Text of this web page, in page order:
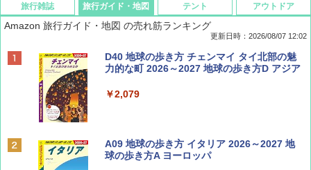
旅行雑誌
ディズニーファン ２０２６年 ９月号 [雑
誌] (ＤＩＳＮＥＹ ＦＡＮ)
￥713
BE-PAL(ビ-パル) 2026年 9 月号【特別付録:
SOTO ミニマル"旅"財布 ランダム2種】
旅行ガイド・地図
Amazon 旅行ガイド・地図 の売れ筋ランキング
更新日時：2026/08/07 12:02
D40 地球の歩き方 チェンマイ タイ北部の魅
力的な町 2026～2027 地球の歩き方D アジア
￥2,079
A09 地球の歩き方 イタリア 2026～2027 地
球の歩き方A ヨーロッパ
テント アウトドア